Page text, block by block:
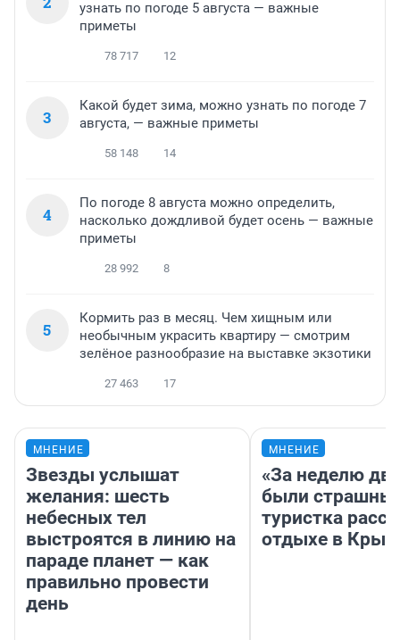
узнать по погоде 5 августа — важные
приметы
78 717 12
3
Какой будет зима, можно узнать по погоде 7
августа, — важные приметы
58 148 14
4
По погоде 8 августа можно определить,
насколько дождливой будет осень — важные
приметы
28 992 8
5
Кормить раз в месяц. Чем хищным или
необычным украсить квартиру — смотрим
зелёное разнообразие на выставке экзотики
27 463 17
МНЕНИЕ
Звезды услышат
желания: шесть
небесных тел
выстроятся в линию на
параде планет — как
правильно провести
день
МНЕНИЕ
«За неделю
были
туристка
отдыхе в